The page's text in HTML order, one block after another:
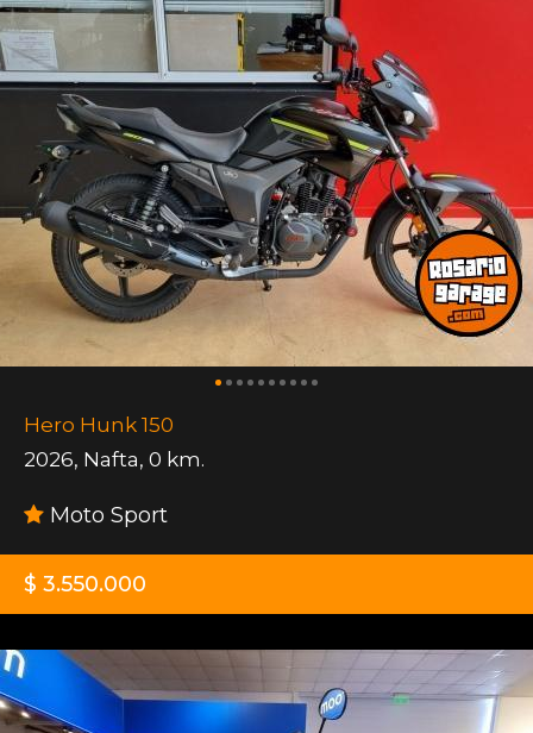
Hero Hunk 150
2026, Nafta, 0 km.
Moto Sport
$ 3.550.000